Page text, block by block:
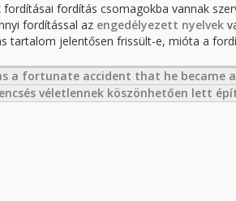
fordítás csomagokba vannak
fordítással az engedélyezett nyelvek
tartalom jelentősen frissült-e, mióta a
a fortunate accident that he became
véletlennek köszönhetően lett